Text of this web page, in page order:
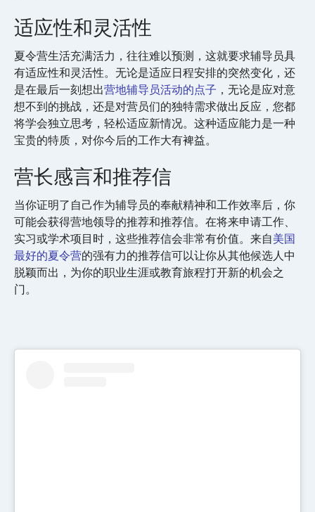
适应性和灵活性
夏令营生活充满活力，往往难以预测，这就要求辅导员具
有适应性和灵活性。无论是适应日程安排的突然变化，还
是在最后一刻想出营地辅导员活动的点子 ，无论是应对意
想不到的挑战，还是对营员们的独特需求做出反应，您都
将学会独立思考，轻松适应新情况。这种适应能力是一种
宝贵的特质，对你今后的工作大有裨益。
营长感言和推荐信
当你证明了自己作为辅导员的奉献精神和工作效率后，你
可能会获得营地领导的推荐和推荐信。在将来申请工作、
实习或学术项目时，这些推荐信会非常有价值。来自美国
最好的夏令营的强有力的推荐信可以让你从其他候选人中
脱颖而出，为你的职业生涯或教育旅程打开新的机会之
门。